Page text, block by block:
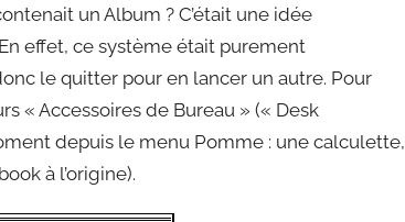
un Album ? C’était une idée
effet, ce système était purement
le quitter pour en lancer un autre. Pour
« Accessoires de Bureau » (« Desk
depuis le menu Pomme : une calculette,
à l’origine).